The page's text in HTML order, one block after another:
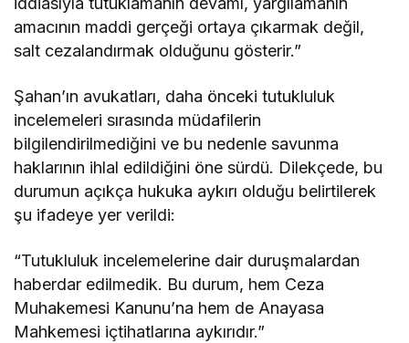
amacının maddi gerçeği ortaya çıkarmak değil,
salt cezalandırmak olduğunu gösterir.”
Şahan’ın avukatları, daha önceki tutukluluk
incelemeleri sırasında müdafilerin
bilgilendirilmediğini ve bu nedenle savunma
haklarının ihlal edildiğini öne sürdü. Dilekçede, bu
durumun açıkça hukuka aykırı olduğu belirtilerek
şu ifadeye yer verildi:
“Tutukluluk incelemelerine dair duruşmalardan
haberdar edilmedik. Bu durum, hem Ceza
Muhakemesi Kanunu’na hem de Anayasa
Mahkemesi içtihatlarına aykırıdır.”